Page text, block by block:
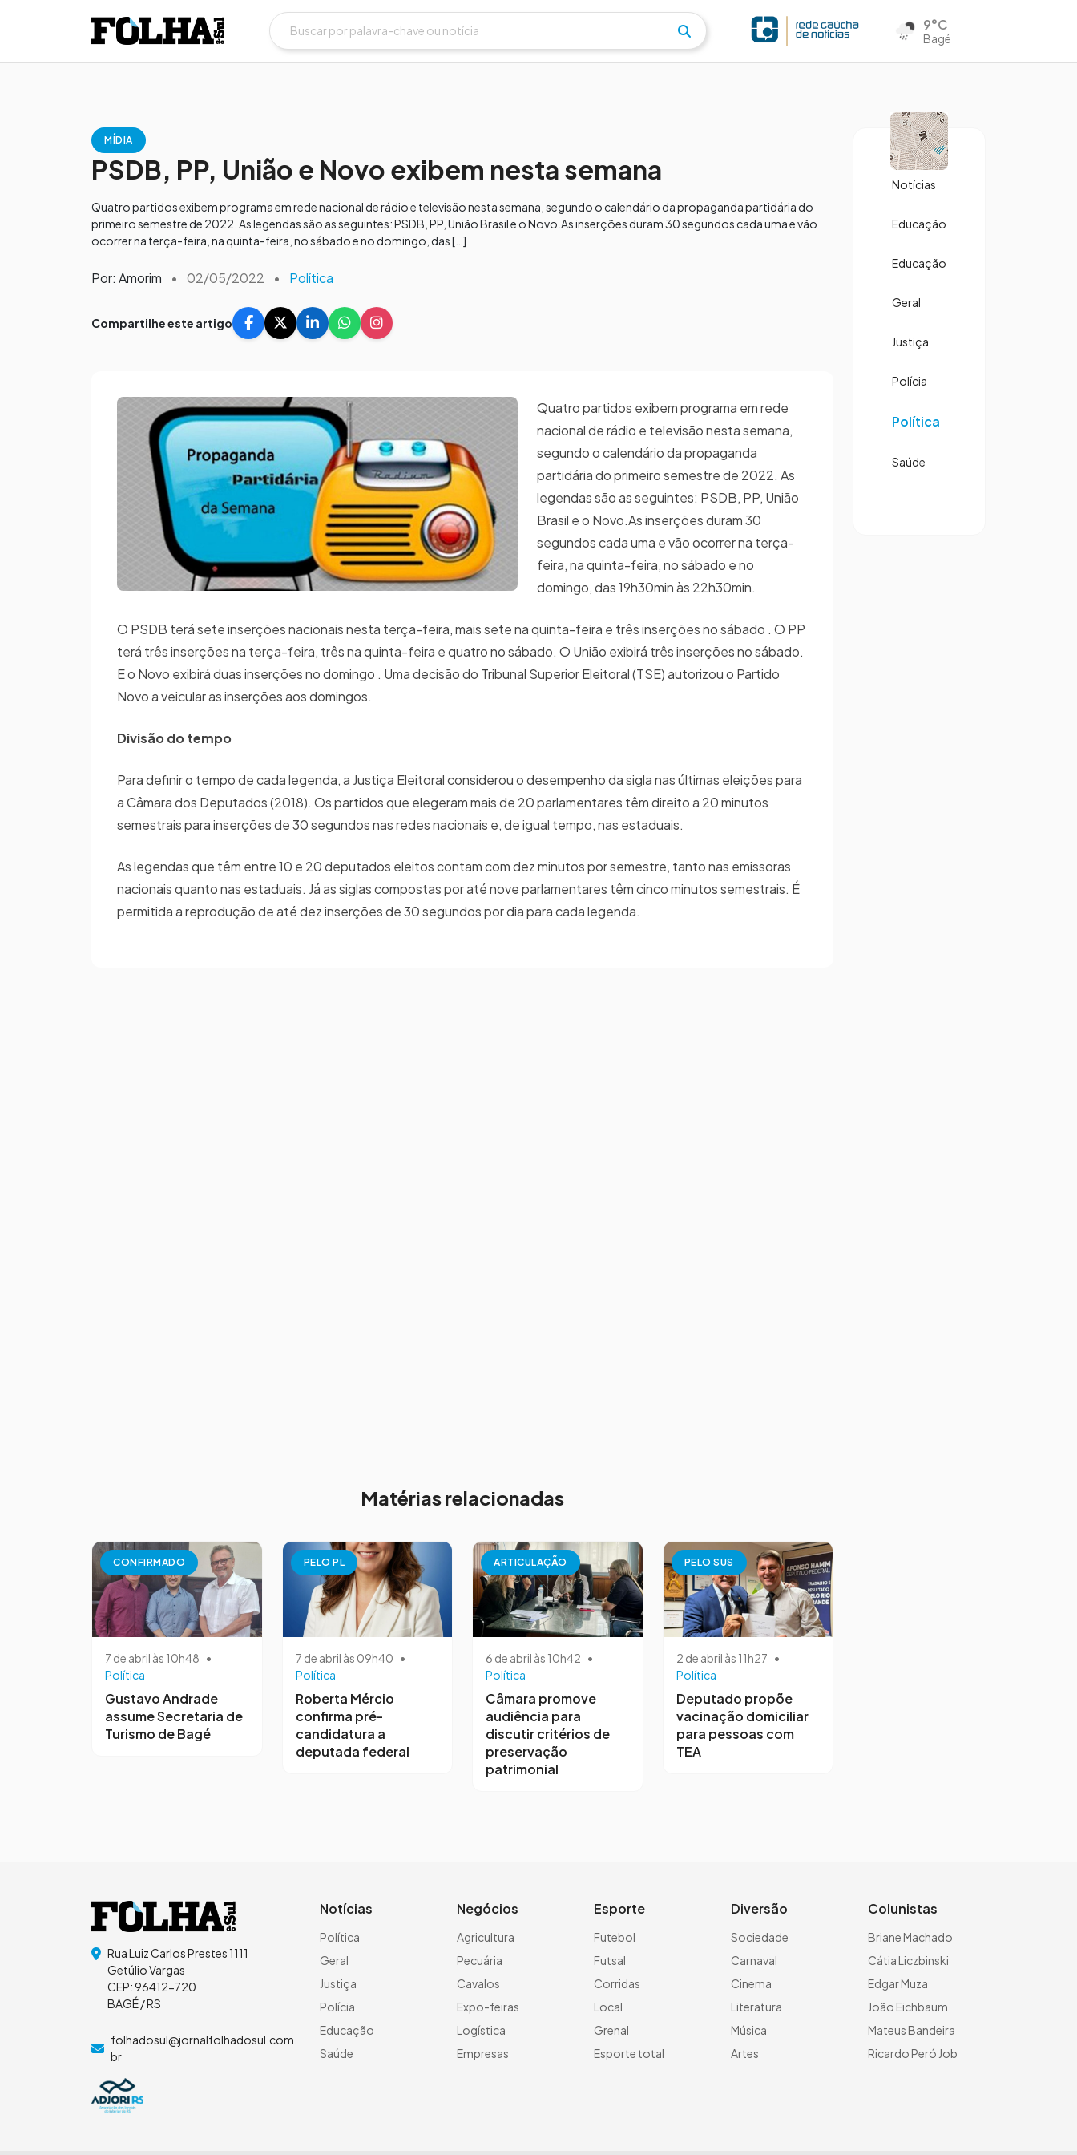
9°C
Bagé
MÍDIA
PSDB, PP, União e Novo exibem nesta semana
Quatro partidos exibem programa em rede nacional de rádio e televisão nesta semana, segundo o calendário da propaganda partidária do
primeiro semestre de 2022. As legendas são as seguintes: PSDB, PP, União Brasil e o Novo.As inserções duram 30 segundos cada uma e vão
ocorrer na terça-feira, na quinta-feira, no sábado e no domingo, das […]
Por: Amorim • 02/05/2022 • Política
Compartilhe este artigo
Quatro partidos exibem programa em rede
nacional de rádio e televisão nesta semana,
segundo o calendário da propaganda
partidária do primeiro semestre de 2022. As
legendas são as seguintes: PSDB, PP, União
Brasil e o Novo.As inserções duram 30
segundos cada uma e vão ocorrer na terça-
feira, na quinta-feira, no sábado e no
domingo, das 19h30min às 22h30min.
O PSDB terá sete inserções nacionais nesta terça-feira, mais sete na quinta-feira e três inserções no sábado . O PP
terá três inserções na terça-feira, três na quinta-feira e quatro no sábado. O União exibirá três inserções no sábado.
E o Novo exibirá duas inserções no domingo . Uma decisão do Tribunal Superior Eleitoral (TSE) autorizou o Partido
Novo a veicular as inserções aos domingos.
Divisão do tempo
Para definir o tempo de cada legenda, a Justiça Eleitoral considerou o desempenho da sigla nas últimas eleições para
a Câmara dos Deputados (2018). Os partidos que elegeram mais de 20 parlamentares têm direito a 20 minutos
semestrais para inserções de 30 segundos nas redes nacionais e, de igual tempo, nas estaduais.
As legendas que têm entre 10 e 20 deputados eleitos contam com dez minutos por semestre, tanto nas emissoras
nacionais quanto nas estaduais. Já as siglas compostas por até nove parlamentares têm cinco minutos semestrais. É
permitida a reprodução de até dez inserções de 30 segundos por dia para cada legenda.
Matérias relacionadas
CONFIRMADO
7 de abril às 10h48 •
Política
Gustavo Andrade
assume Secretaria de
Turismo de Bagé
PELO PL
7 de abril às 09h40 •
Política
Roberta Mércio
confirma pré-
candidatura a
deputada federal
ARTICULAÇÃO
6 de abril às 10h42 •
Política
Câmara promove
audiência para
discutir critérios de
preservação
patrimonial
PELO SUS
2 de abril às 11h27 •
Política
Deputado propõe
vacinação domiciliar
para pessoas com
TEA
Notícias
Educação
Educação
Geral
Justiça
Polícia
Política
Saúde
Rua Luiz Carlos Prestes 1111
Getúlio Vargas
CEP: 96412-720
BAGÉ / RS
folhadosul@jornalfolhadosul.com.
br
Notícias
Política
Geral
Justiça
Polícia
Educação
Saúde
Negócios
Agricultura
Pecuária
Cavalos
Expo-feiras
Logística
Empresas
Esporte
Futebol
Futsal
Corridas
Local
Grenal
Esporte total
Diversão
Sociedade
Carnaval
Cinema
Literatura
Música
Artes
Colunistas
Briane Machado
Cátia Liczbinski
Edgar Muza
João Eichbaum
Mateus Bandeira
Ricardo Peró Job